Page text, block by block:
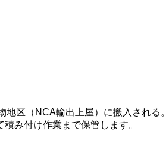
区（NCA輸出上屋）に搬入される。
み付け作業まで保管します。